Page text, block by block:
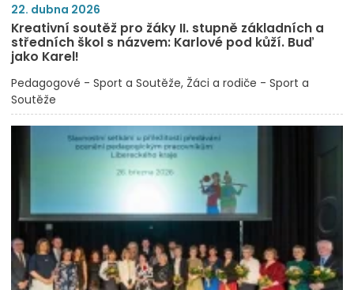
22. dubna 2026
Kreativní soutěž pro žáky II. stupně základních a
středních škol s názvem: Karlové pod kůží. Buď
jako Karel!
Pedagogové - Sport a Soutěže Žáci a rodiče - Sport a
Soutěže